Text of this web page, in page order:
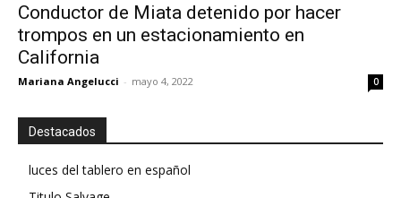
Conductor de Miata detenido por hacer
trompos en un estacionamiento en
California
Mariana Angelucci - mayo 4, 2022 0
Destacados
luces del tablero en español